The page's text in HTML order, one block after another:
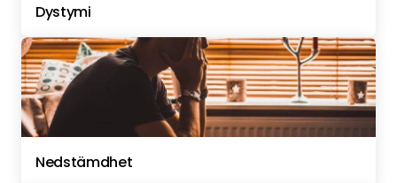
Dystymi
Nedstämdhet